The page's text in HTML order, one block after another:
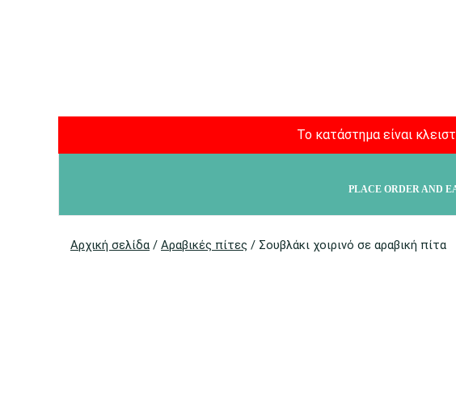
Το κατάστημα είναι
PLACE ORDER AND
Αρχική σελίδα / Αραβικές πίτες / Σουβλάκι χοιρινό σε αραβική πίτα